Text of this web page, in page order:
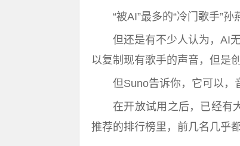
“被AI”最多的“冷门歌手”
但还是有不少人认为，AI
以复制现有歌手的声音，但是
但Suno告诉你，它可以，
在开放试用之后，已经
推荐的排行榜里，前几名几乎